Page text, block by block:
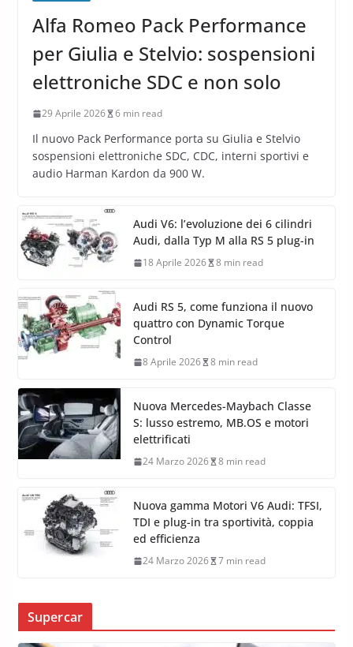
Alfa Romeo Pack Performance
per Giulia e Stelvio: sospensioni
elettroniche SDC e non solo
29 Aprile 2026 6 min read
Il nuovo Pack Performance porta su Giulia e Stelvio
sospensioni elettroniche SDC, CDC, interni sportivi e
audio Harman Kardon da 900 W.
Audi V6: l’evoluzione dei 6 cilindri
Audi, dalla Typ M alla RS 5 plug-in
18 Aprile 2026 8 min read
Audi RS 5, come funziona il nuovo
quattro con Dynamic Torque
Control
8 Aprile 2026 8 min read
Nuova Mercedes-Maybach Classe
S: lusso estremo, MB.OS e motori
elettrificati
24 Marzo 2026 8 min read
Nuova gamma Motori V6 Audi: TFSI,
TDI e plug-in tra sportività, coppia
ed efficienza
24 Marzo 2026 7 min read
Supercar